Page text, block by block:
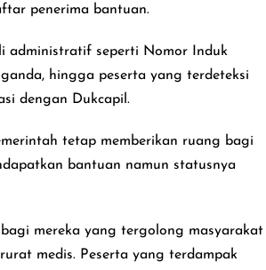
penerima bantuan.
administratif seperti Nomor Induk
hingga peserta yang terdeteksi
dengan Dukcapil.
tetap memberikan ruang bagi
bantuan namun statusnya
mereka yang tergolong masyarakat
medis. Peserta yang terdampak